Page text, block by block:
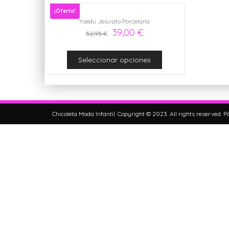
¡Oferta!
Yoedu Jesusito Porcelana
52,95€ 39,00 €
Seleccionar opciones
Chicoleta Moda Infantil. Copyright © 2023. All rights reserved.